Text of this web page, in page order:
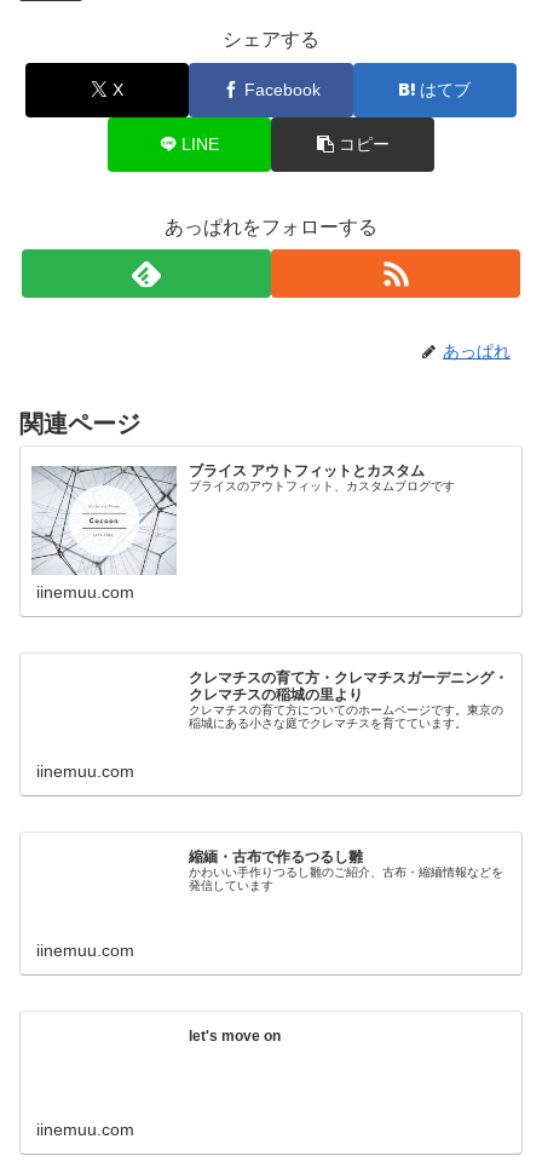
シェアする
X Facebook はてブ
LINE コピー
あっぱれをフォローする
あっぱれ
関連ページ
ブライス アウトフィットとカスタム
ブライスのアウトフィット、カスタムブログです
iinemuu.com
クレマチスの育て方・クレマチスガーデニング・
クレマチスの稲城の里より
クレマチスの育て方についてのホームページです。東京の
稲城にある小さな庭でクレマチスを育てています。
iinemuu.com
縮緬・古布で作るつるし雛
かわいい手作りつるし雛のご紹介、古布・縮緬情報などを
発信しています
iinemuu.com
let's move on
iinemuu.com